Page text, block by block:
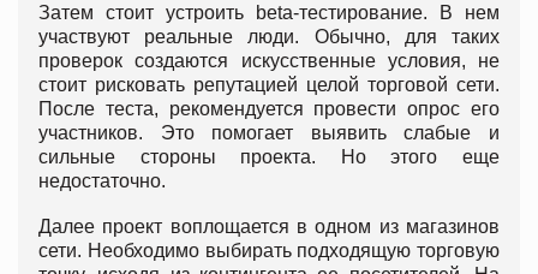
Затем стоит устроить beta-тестирование. В нем
участвуют реальные люди. Обычно, для таких
проверок создаются искусственные условия, не
стоит рисковать репутацией целой торговой сети.
После теста, рекомендуется провести опрос его
участников. Это помогает выявить слабые и
сильные стороны проекта. Но этого еще
недостаточно.
Далее проект воплощается в одном из магазинов
сети. Необходимо выбирать подходящую торговую